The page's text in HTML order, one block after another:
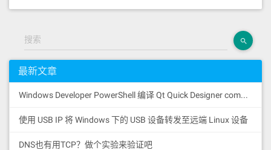
搜索
最新文章
Windows Developer PowerShell 编译 Qt Quick Designer components 时遇到的奇怪报错与解决方式
使用 USB IP 将 Windows 下的 USB 设备转发至远端 Linux 设备
DNS也有用TCP？做个实验来验证吧